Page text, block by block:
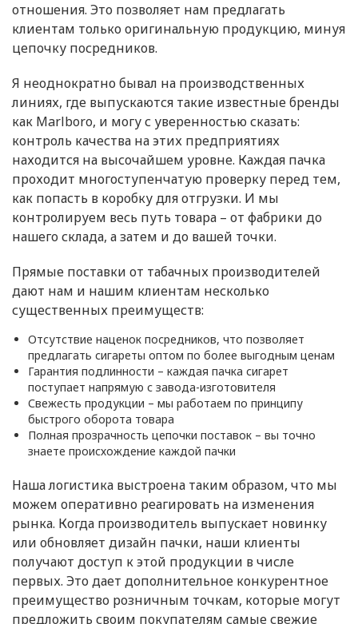
отношения. Это позволяет нам предлагать
клиентам только оригинальную продукцию, минуя
цепочку посредников.
Я неоднократно бывал на производственных
линиях, где выпускаются такие известные бренды
как Marlboro, и могу с уверенностью сказать:
контроль качества на этих предприятиях
находится на высочайшем уровне. Каждая пачка
проходит многоступенчатую проверку перед тем,
как попасть в коробку для отгрузки. И мы
контролируем весь путь товара – от фабрики до
нашего склада, а затем и до вашей точки.
Прямые поставки от табачных производителей
дают нам и нашим клиентам несколько
существенных преимуществ:
Отсутствие наценок посредников, что позволяет
предлагать сигареты оптом по более выгодным ценам
Гарантия подлинности – каждая пачка сигарет
поступает напрямую с завода-изготовителя
Свежесть продукции – мы работаем по принципу
быстрого оборота товара
Полная прозрачность цепочки поставок – вы точно
знаете происхождение каждой пачки
Наша логистика выстроена таким образом, что мы
можем оперативно реагировать на изменения
рынка. Когда производитель выпускает новинку
или обновляет дизайн пачки, наши клиенты
получают доступ к этой продукции в числе
первых. Это дает дополнительное конкурентное
преимущество розничным точкам, которые могут
предложить своим покупателям самые свежие